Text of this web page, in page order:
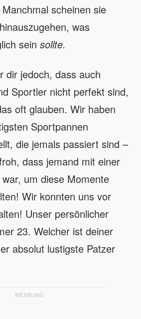
scheinen sie
was
sein sollte.
dir jedoch, dass auch
Sportler nicht perfekt sind,
oft glauben. Wir haben
Sportpannen
die jemals passiert sind –
dass jemand mit einer
um diese Momente
Wir konnten uns vor
Unser persönlicher
23. Welcher ist deiner
absolut lustigste Patzer
WERBUNG